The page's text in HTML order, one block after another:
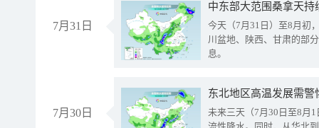
7月31日
中东部大范围桑拿天
今天（7月31日）至8月初
川盆地、陕西、甘肃的部
息。
7月30日
东北地区高温发展需
未来三天（7月30日至8月